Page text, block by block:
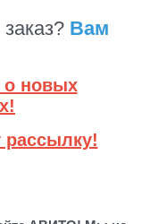
Вам
о новых